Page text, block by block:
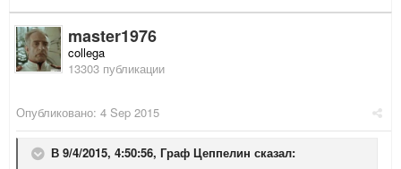
master1976
collega
13303 публикации
Опубликовано: 4 Sep 2015
В 9/4/2015, 4:50:56, Граф Цеппелин сказал: